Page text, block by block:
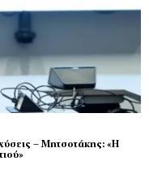
– Μητσοτάκης: «Η